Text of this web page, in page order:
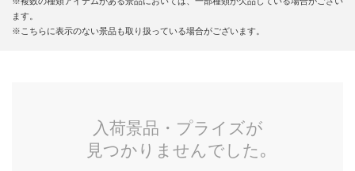
ます。
※こちらに表示のない景品も取り扱っている場合がございます。